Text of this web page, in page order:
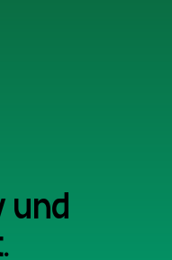
und
und